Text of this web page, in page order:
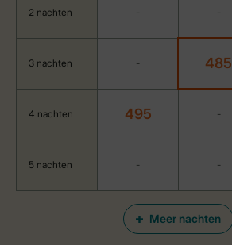
Meer nachten
2 nachten - -
3 nachten - 485
4 nachten 495 -
5 nachten - -